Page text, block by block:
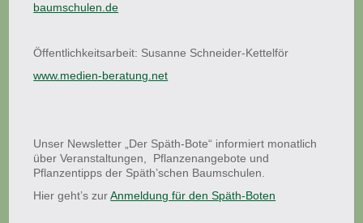
baumschulen.de
Öffentlichkeitsarbeit: Susanne Schneider-Kettelför
www.medien-beratung.net
Unser Newsletter „Der Späth-Bote“ informiert monatlich
über Veranstaltungen, Pflanzenangebote und
Pflanzentipps der Späth’schen Baumschulen.
Hier geht’s zurAnmeldung für den Späth-Boten